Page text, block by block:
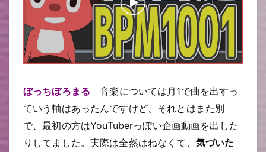
ぼっちぼろまる 音楽については月1で曲を出すっ
ていう軸はあったんですけど、それとはまた別
で、最初の方はYouTuberっぽい企画動画を出した
りしてました。実際は全然はねなくて、 気づいた